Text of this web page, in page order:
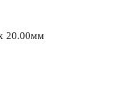
20.00мм